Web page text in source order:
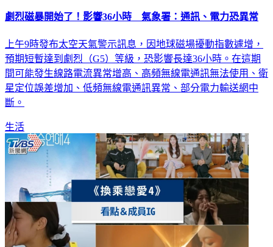
劇烈磁暴開始了！影響36小時 氣象署：通訊、電力恐異常
上午9時發布太空天氣警示訊息，因地球磁場擾動指數遽增，
預期短暫達到劇烈（G5）等級，恐影響長達36小時。在這期
間可能發生線路電流異常增高、高頻無線電通訊無法使用、衛
星定位誤差增加、低頻無線電通訊異常、部分電力輸送網中
斷。
生活